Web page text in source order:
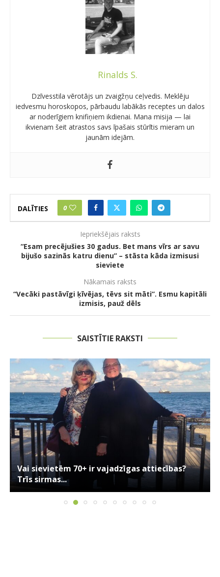
Rinalds S.
Dzīvesstila vērotājs un zvaigžņu ceļvedis. Meklēju
iedvesmu horoskopos, pārbaudu labākās receptes un dalos
ar noderīgiem knifiņiem ikdienai. Mana misija — lai
ikvienam šeit atrastos savs īpašais stūrītis mieram un
jaunām idejām.
DALĪTIES 0
Iepriekšējais raksts
“Esam precējušies 30 gadus. Bet mans vīrs ar savu
bijušo sazinās katru dienu” – stāsta kāda izmisusi
sieviete
Nākamais raksts
“Vecāki pastāvīgi ķīvējas, tēvs sit māti”. Esmu kapitāli
izmisis, pauž dēls
SAISTĪTIE RAKSTI
Vai sievietēm 70+ ir vajadzīgas attiecības?
Trīs sirmas...